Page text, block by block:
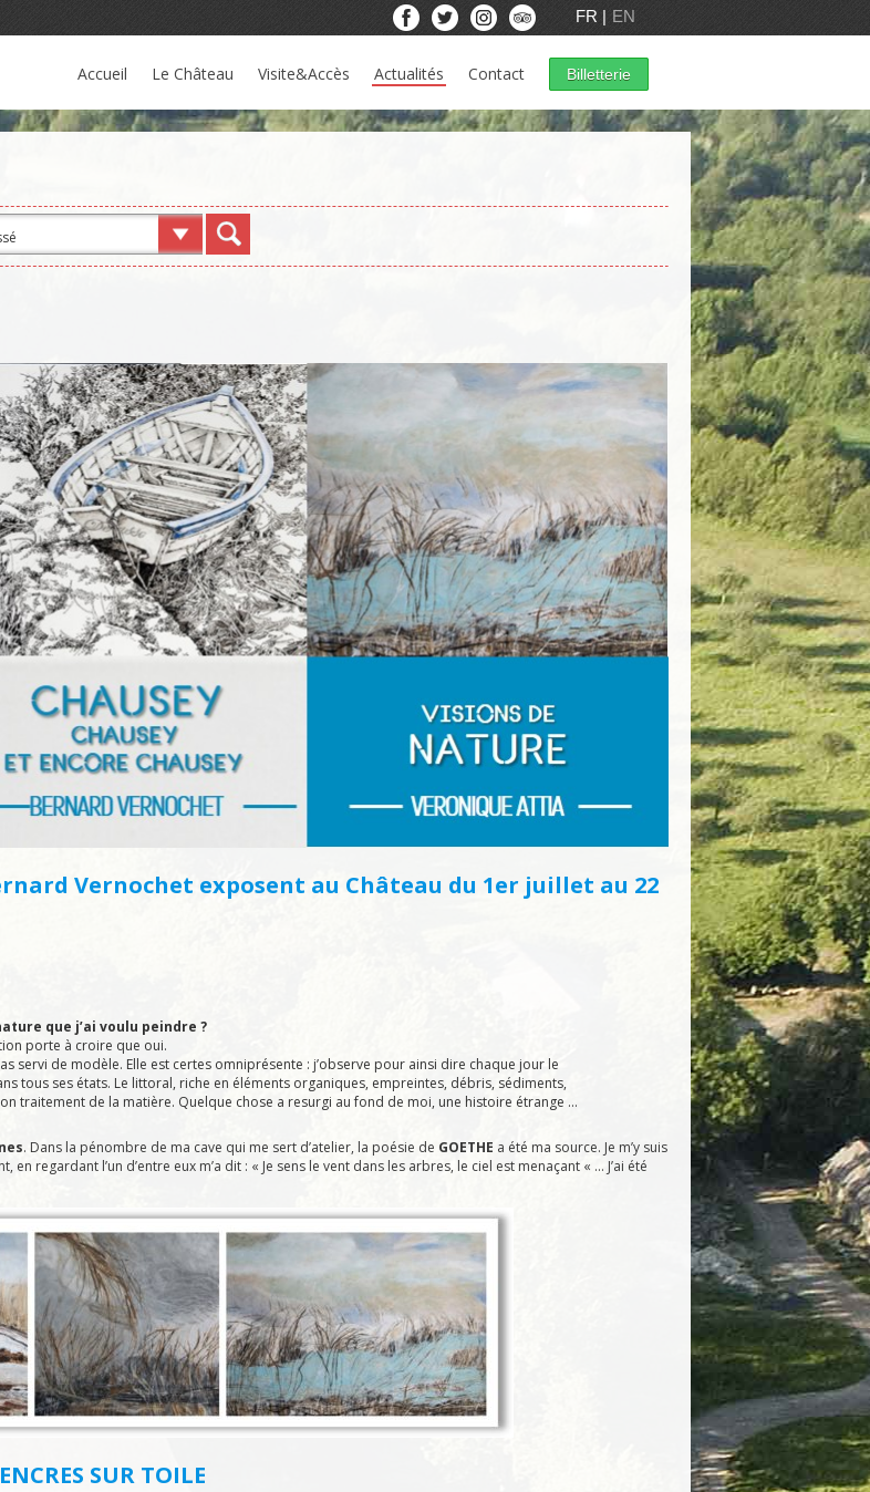
FR EN
Accueil Le Château Visite&Accès Actualités Contact Billetterie
Vernochet exposent au Château du 1er juillet au 22
que j’ai voulu peindre ?
porte à croire que oui.
servi de modèle. Elle est certes omniprésente : j’observe pour ainsi dire chaque jour le
tous ses états. Le littoral, riche en éléments organiques, empreintes, débris, sédiments,
traitement de la matière. Quelque chose a resurgi au fond de moi, une histoire étrange …
. Dans la pénombre de ma cave qui me sert d’atelier, la poésie de GOETHE a été ma source. Je m’y suis
regardant l’un d’entre eux m’a dit : « Je sens le vent dans les arbres, le ciel est menaçant « … J’ai été
SUR TOILE